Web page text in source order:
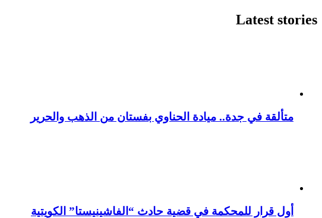
Latest stories
متألقة في جدة.. ميادة الحناوي بفستان من الذهب والحرير
أول قرار للمحكمة في قضية حادث “الفاشينيستا” الكويتية